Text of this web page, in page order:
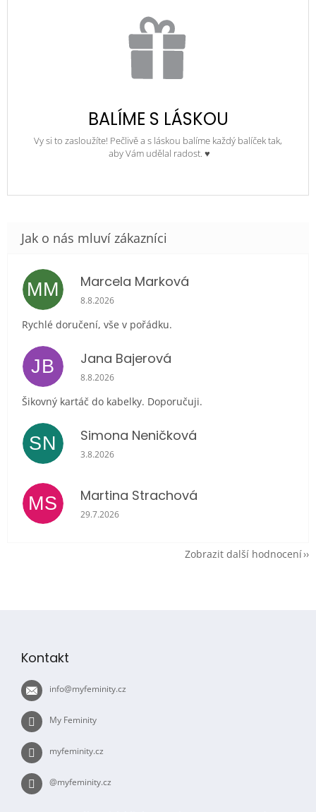
BALÍME S LÁSKOU
Vy si to zasloužíte! Pečlivě a s láskou balíme každý balíček tak,
aby Vám udělal radost. ♥
MM Marcela Marková
Hodnocení obchodu je 5 z 5 hvězdiček.
8.8.2026
Rychlé doručení, vše v pořádku.
JB Jana Bajerová
Hodnocení obchodu je 5 z 5 hvězdiček.
8.8.2026
Šikovný kartáč do kabelky. Doporučuji.
SN Simona Neničková
Hodnocení obchodu je 5 z 5 hvězdiček.
3.8.2026
MS Martina Strachová
Hodnocení obchodu je 5 z 5 hvězdiček.
29.7.2026
Zobrazit další hodnocení
Kontakt
info@myfeminity.cz
My Feminity
myfeminity.cz
@myfeminity.cz